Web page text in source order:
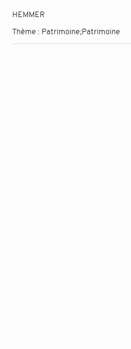
HEMMER
Thème : Patrimoine;Patrimoine